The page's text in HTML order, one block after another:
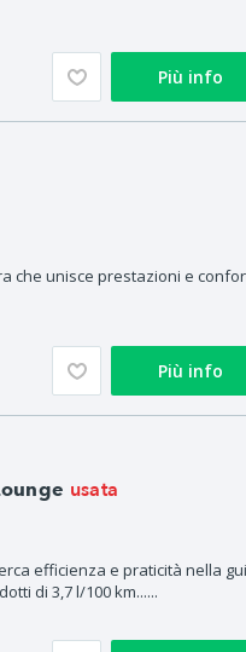
Più info
che unisce prestazioni e
Più info
usata
efficienza e praticità nella
di 3,7 l/100 km......